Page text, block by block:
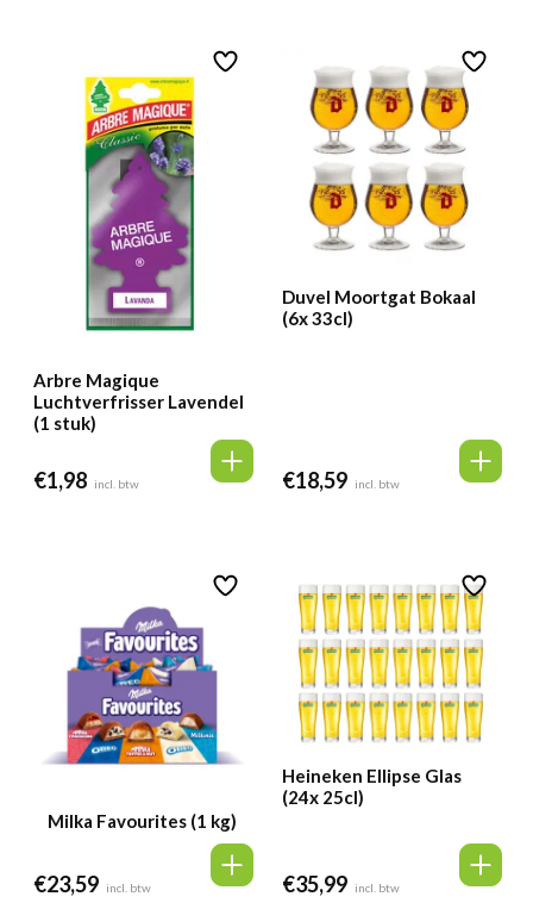
Arbre Magique
Luchtverfrisser Lavendel
(1 stuk)
€1,98 incl. btw
Duvel Moortgat Bokaal
(6x 33cl)
€18,59 incl. btw
Milka Favourites (1 kg)
€23,59 incl. btw
Heineken Ellipse Glas
(24x 25cl)
€35,99 incl. btw